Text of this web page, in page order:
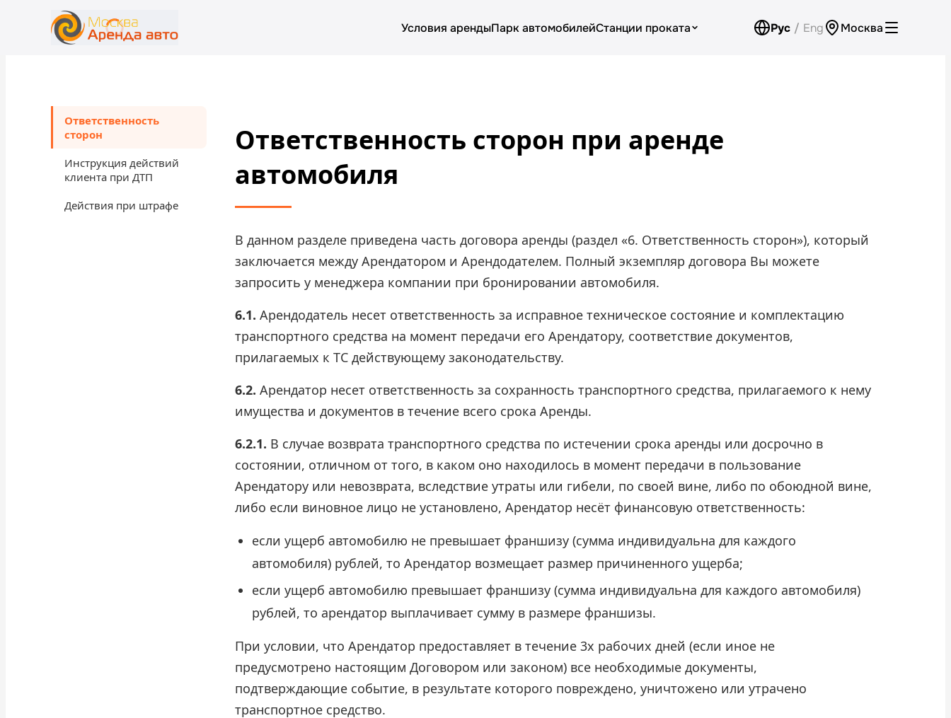
Условия арендыПарк автомобилейСтанции проката Рус / Eng Москва
Цены
Ответственность
сторон
Инструкция действий
клиента при ДТП
Действия при штрафе
Ответственность сторон при аренде
автомобиля
В данном разделе приведена часть договора аренды (раздел «6. Ответственность сторон»), который
заключается между Арендатором и Арендодателем. Полный экземпляр договора Вы можете
запросить у менеджера компании при бронировании автомобиля.
6.1. Арендодатель несет ответственность за исправное техническое состояние и комплектацию
транспортного средства на момент передачи его Арендатору, соответствие документов,
прилагаемых к ТС действующему законодательству.
6.2. Арендатор несет ответственность за сохранность транспортного средства, прилагаемого к нему
имущества и документов в течение всего срока Аренды.
6.2.1. В случае возврата транспортного средства по истечении срока аренды или досрочно в
состоянии, отличном от того, в каком оно находилось в момент передачи в пользование
Арендатору или невозврата, вследствие утраты или гибели, по своей вине, либо по обоюдной вине,
либо если виновное лицо не установлено, Арендатор несёт финансовую ответственность:
если ущерб автомобилю не превышает франшизу (сумма индивидуальна для каждого
автомобиля) рублей, то Арендатор возмещает размер причиненного ущерба;
если ущерб автомобилю превышает франшизу (сумма индивидуальна для каждого автомобиля)
рублей, то арендатор выплачивает сумму в размере франшизы.
При условии, что Арендатор предоставляет в течение 3х рабочих дней (если иное не
предусмотрено настоящим Договором или законом) все необходимые документы,
подтверждающие событие, в результате которого повреждено, уничтожено или утрачено
транспортное средство.